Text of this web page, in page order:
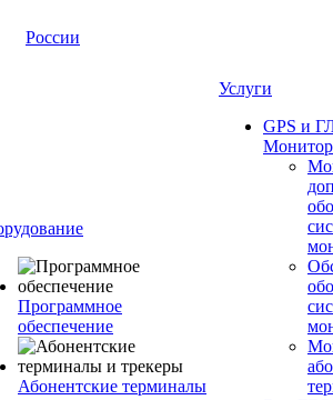
России
Программное
обеспечение
Абонентские терминалы
Услуги
GPS и